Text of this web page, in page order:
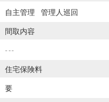
自主管理
管理人巡回
間取内容
---
住宅保険料
要